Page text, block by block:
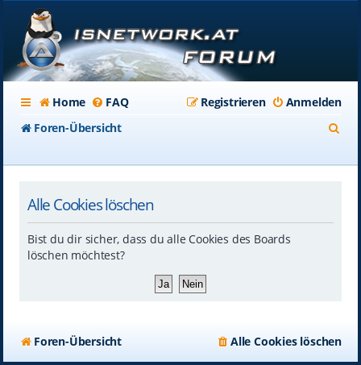
Home FAQ Anmelden
Registrieren
Foren-Übersicht
Alle Cookies löschen
Bist du dir sicher, dass du alle Cookies des Boards
löschen möchtest?
Foren-Übersicht Alle Cookies löschen